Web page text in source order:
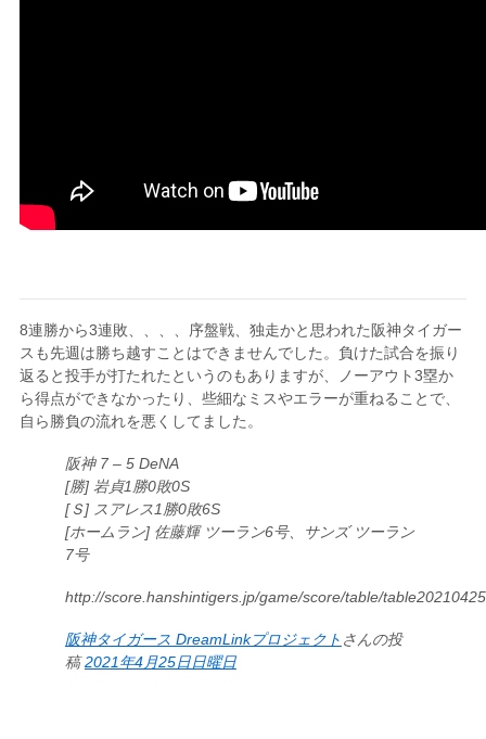
8連勝から3連敗、、、、序盤戦、独走かと思われた阪神タイガー
スも先週は勝ち越すことはできませんでした。負けた試合を振り
返ると投手が打たれたというのもありますが、ノーアウト3塁か
ら得点ができなかったり、些細なミスやエラーが重ねることで、
自ら勝負の流れを悪くしてました。
阪神 7 – 5 DeNA
[勝] 岩貞1勝0敗0S
[Ｓ] スアレス1勝0敗6S
[ホームラン] 佐藤輝 ツーラン6号、サンズ ツーラン
7号
http://score.hanshintigers.jp/game/score/table/
阪神タイガース DreamLinkプロジェクト さんの投
稿2021年4月25日日曜日